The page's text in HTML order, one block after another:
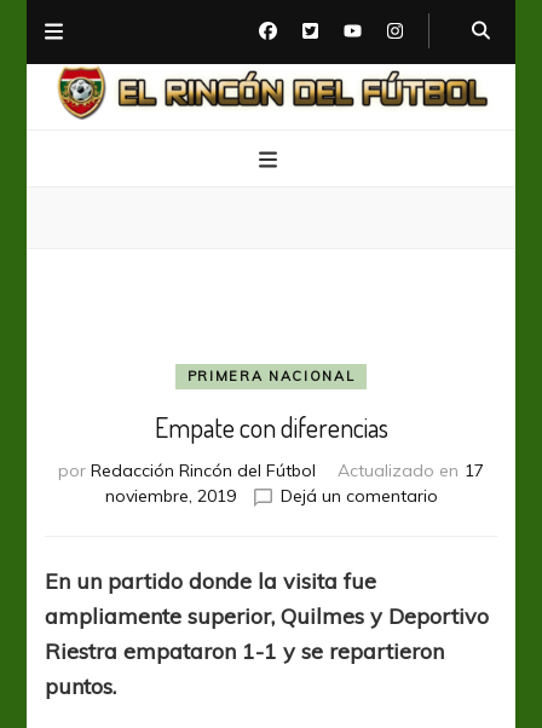
PRIMERA NACIONAL
Empate con diferencias
por Redacción Rincón del Fútbol Actualizado en 17
noviembre, 2019
Dejá un comentarioen
En un partido donde la visita fue
ampliamente superior, Quilmes y Deportivo
Riestra empataron 1-1 y se repartieron
puntos.